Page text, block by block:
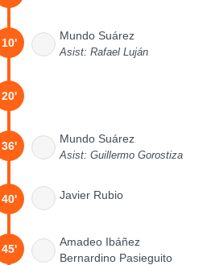
Mundo Suárez
Asist: Rafael Luján
10'
20'
Mundo Suárez
Asist: Guillermo Gorostiza
36'
Javier Rubio
40'
Amadeo Ibáñez
Bernardino Pasieguito
45'